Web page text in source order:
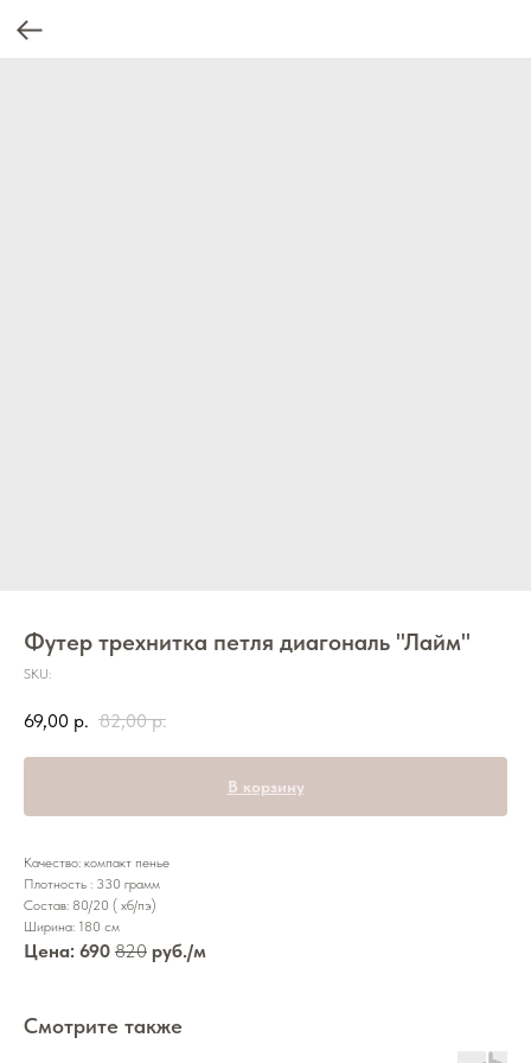
Футер трехнитка петля диагональ "Лайм"
SKU:
69,00 р. 82,00 р.
В корзину
Качество: компакт пенье
Плотность : 330 грамм
Состав: 80/20 ( хб/пэ)
Ширина: 180 см
Цена: 690 820 руб./м
Смотрите также